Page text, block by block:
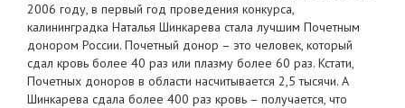
2006 году, в первый год проведения конкурса,
калининградка Наталья Шинкарева стала лучшим Почетным
донором России. Почетный донор – это человек, который
сдал кровь более 40 раз или плазму более 60 раз. Кстати,
Почетных доноров в области насчитывается 2,5 тысячи. А
Шинкарева сдала более 400 раз кровь – получается, что